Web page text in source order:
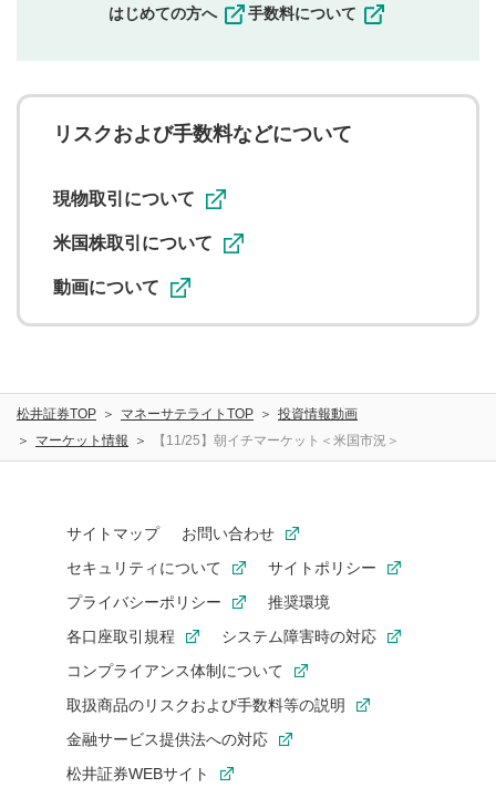
一度投稿した評価およびコメントの変更・削除はできま
ことを承諾したものとします。また、利用者は、コメント
に関する著作者人格権を行使しないことに同意します。利
用者が投稿したコメントは、当社サービスの広告・宣伝、
ることがあります。
はじめての方へ
手数料について
リスクおよび手数料などについて
現物取引について
米国株取引について
動画について
松井証券TOP マネーサテライトTOP
投資情報動画
マーケット情報
【11/25】朝イチマーケット＜米国市況＞
サイトマップ
お問い合わせ
セキュリティについて
サイトポリシー
プライバシーポリシー
推奨環境
各口座取引規程
システム障害時の対応
コンプライアンス体制について
取扱商品のリスクおよび手数料等の説明
金融サービス提供法への対応
松井証券WEBサイト